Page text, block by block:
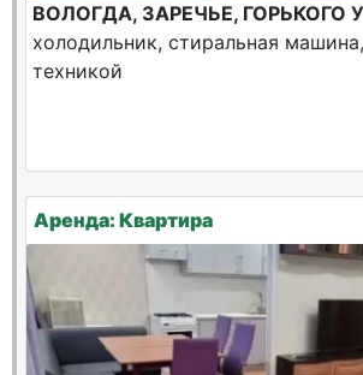
ВОЛОГДА, ЗАРЕЧЬЕ, ГОРЬКОГО
холодильник, стиральная
техникой
Аренда: Квартира